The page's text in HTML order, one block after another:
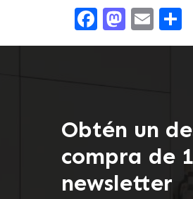
Facebook
Obtén un
compra de
newsletter